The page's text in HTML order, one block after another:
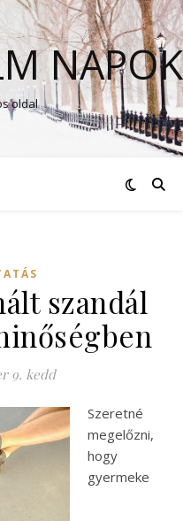
NAPOK
oldal
szandál
9. kedd
Szeretné
megelőzni,
hogy
gyermeke